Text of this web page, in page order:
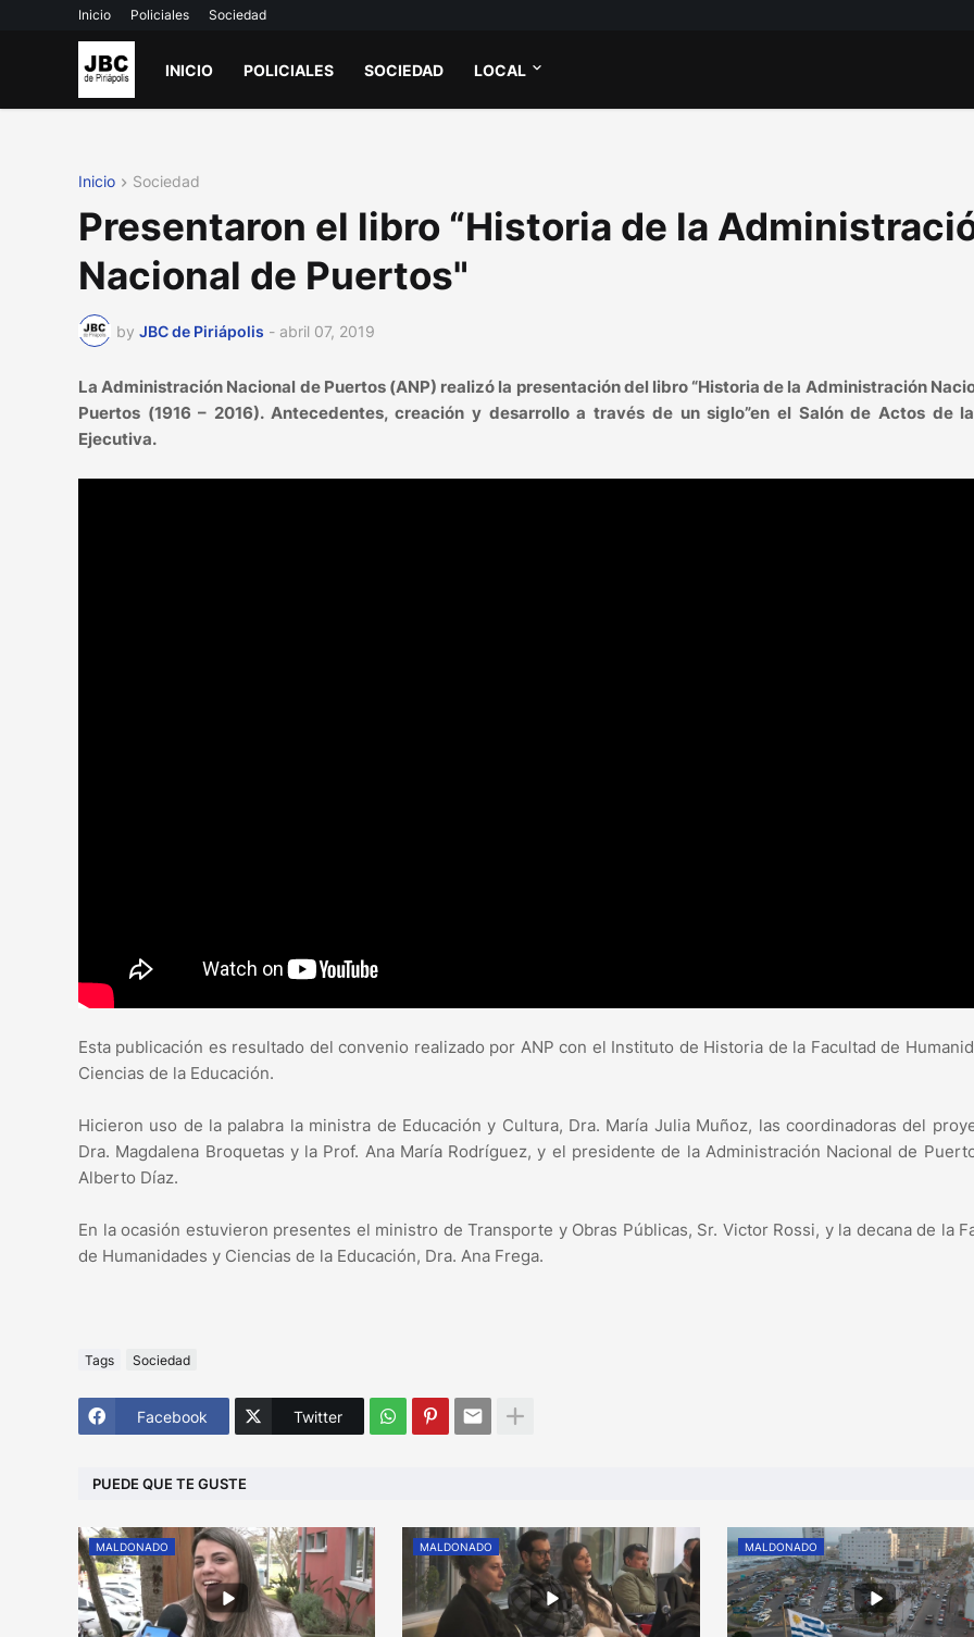
Inicio Policiales Sociedad
INICIO POLICIALES SOCIEDAD LOCAL
Inicio Sociedad
Presentaron el libro “Historia de la
Nacional de Puertos"
by JBC de Piriápolis - abril 07, 2019
La Administración Nacional de Puertos (ANP) realizó la presentación del libro “Historia de la Administración
Puertos (1916 – 2016). Antecedentes, creación y desarrollo a través de un siglo”en el Salón de Actos de
Ejecutiva.
Esta publicación es resultado del convenio realizado por ANP con el Instituto de Historia de la Facultad de
Ciencias de la Educación.
Hicieron uso de la palabra la ministra de Educación y Cultura, Dra. María Julia Muñoz, las coordinadoras del
Dra. Magdalena Broquetas y la Prof. Ana María Rodríguez, y el presidente de la Administración Nacional de
Alberto Díaz.
En la ocasión estuvieron presentes el ministro de Transporte y Obras Públicas, Sr. Victor Rossi, y la decana de la
de Humanidades y Ciencias de la Educación, Dra. Ana Frega.
Tags Sociedad
Facebook Twitter
PUEDE QUE TE GUSTE
MALDONADO MALDONADO MALDONADO